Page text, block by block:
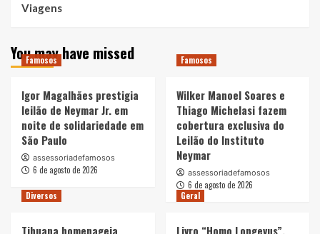
Viagens
You may have missed
Famosos
Igor Magalhães prestigia
leilão de Neymar Jr. em
noite de solidariedade em
São Paulo
assessoriadefamosos
6 de agosto de 2026
Famosos
Wilker Manoel Soares e
Thiago Michelasi fazem
cobertura exclusiva do
Leilão do Instituto
Neymar
assessoriadefamosos
6 de agosto de 2026
Diversos
Tihuana homenageia
Geral
Livro “Homo Longevus”,